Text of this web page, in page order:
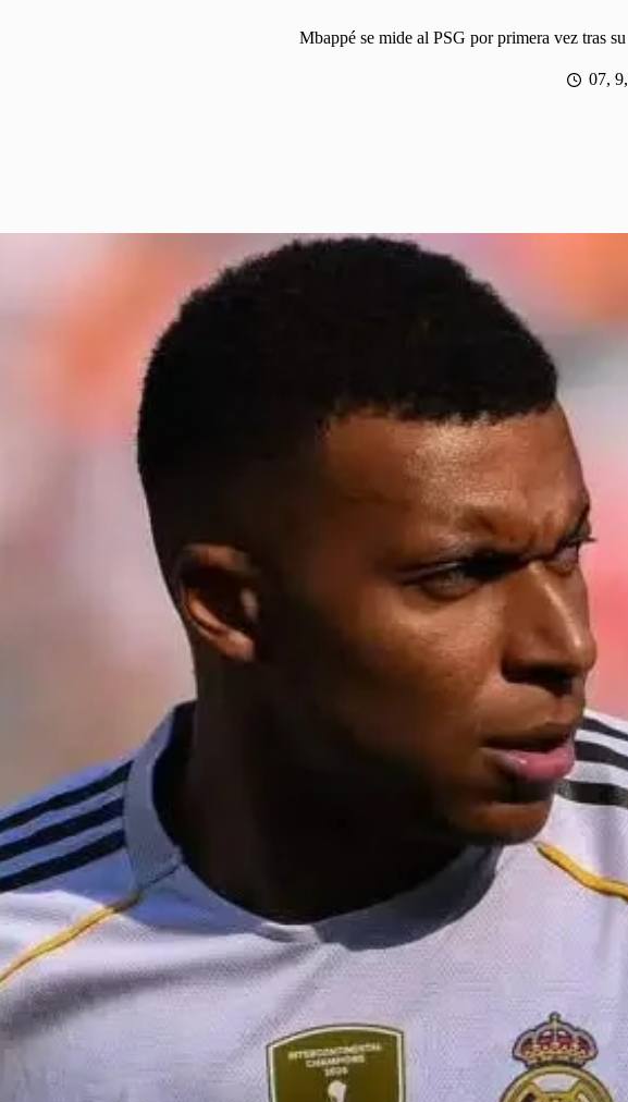
Mbappé se mide al PSG por primera vez tras
07,